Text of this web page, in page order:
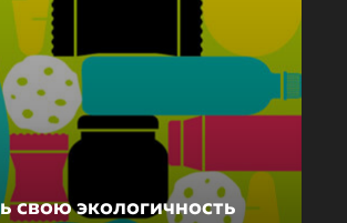
свою экологичность